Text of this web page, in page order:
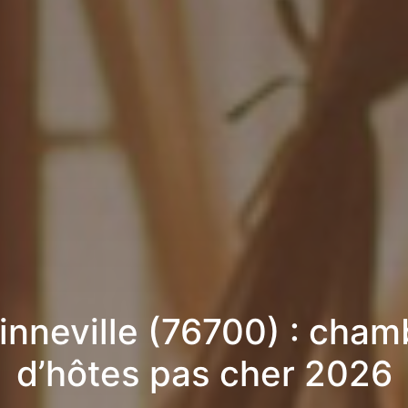
(76700) :
d’hôtes pas cher 2026